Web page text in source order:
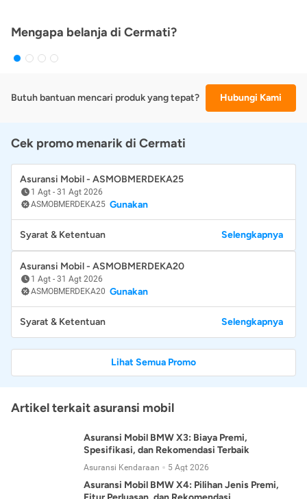
Mengapa belanja di Cermati?
Butuh bantuan mencari produk yang tepat? Hubungi Kami
Cek promo menarik di Cermati
Asuransi Mobil - ASMOBMERDEKA25
1 Agt - 31 Agt 2026
ASMOBMERDEKA25 Gunakan
Syarat & Ketentuan Selengkapnya
Asuransi Mobil - ASMOBMERDEKA20
1 Agt - 31 Agt 2026
ASMOBMERDEKA20 Gunakan
Syarat & Ketentuan Selengkapnya
Lihat Semua Promo
Artikel terkait asuransi mobil
Asuransi Mobil BMW X3: Biaya Premi,
Spesifikasi, dan Rekomendasi Terbaik
Asuransi Kendaraan 5 Agt 2026
Asuransi Mobil BMW X4: Pilihan Jenis Premi,